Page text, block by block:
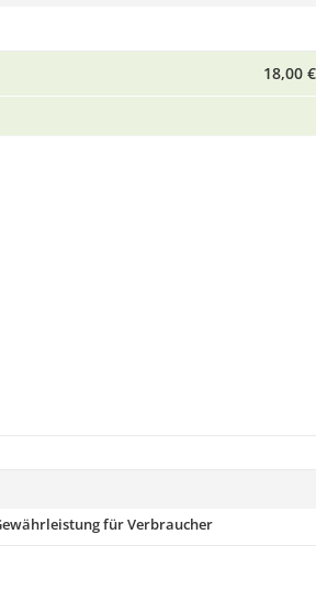
18,00 €
für Verbraucher